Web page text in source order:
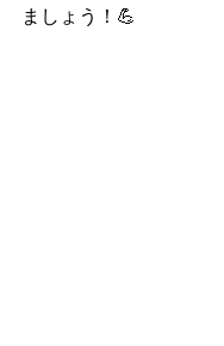
ましょう！💪